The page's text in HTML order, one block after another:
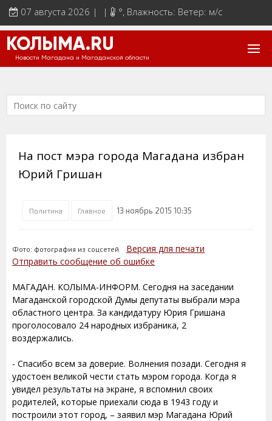
07 августа 2026 | | °, Влажность: Ветер: м/с
КОЛЫМА.RU
Новости Магадана и Магаданской области
На пост мэра города Магадана избран
Юрий Гришан
Политика Главное 13 ноябрь 2015 10:35
Фото: фотография из соцсетей Версия для печати
Отправить сообщение об ошибке
МАГАДАН. КОЛЫМА-ИНФОРМ. Сегодня на заседании
Магаданской городской Думы депутаты выбрали мэра
областного центра. За кандидатуру Юрия Гришана
проголосовало 24 народных избраника, 2
воздержались.
- Спасибо всем за доверие. Волнения позади. Сегодня я
удостоен великой чести стать мэром города. Когда я
увидел результаты на экране, я вспомнил своих
родителей, которые приехали сюда в 1943 году и
построили этот город, – заявил мэр Магадана Юрий